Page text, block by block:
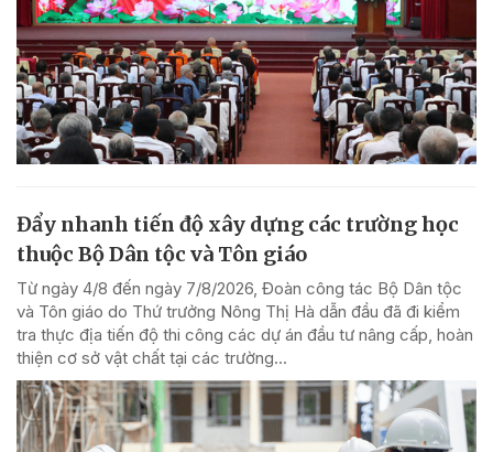
Đẩy nhanh tiến độ xây dựng các trường học
thuộc Bộ Dân tộc và Tôn giáo
Từ ngày 4/8 đến ngày 7/8/2026, Đoàn công tác Bộ Dân tộc
và Tôn giáo do Thứ trưởng Nông Thị Hà dẫn đầu đã đi kiểm
tra thực địa tiến độ thi công các dự án đầu tư nâng cấp, hoàn
thiện cơ sở vật chất tại các trường...